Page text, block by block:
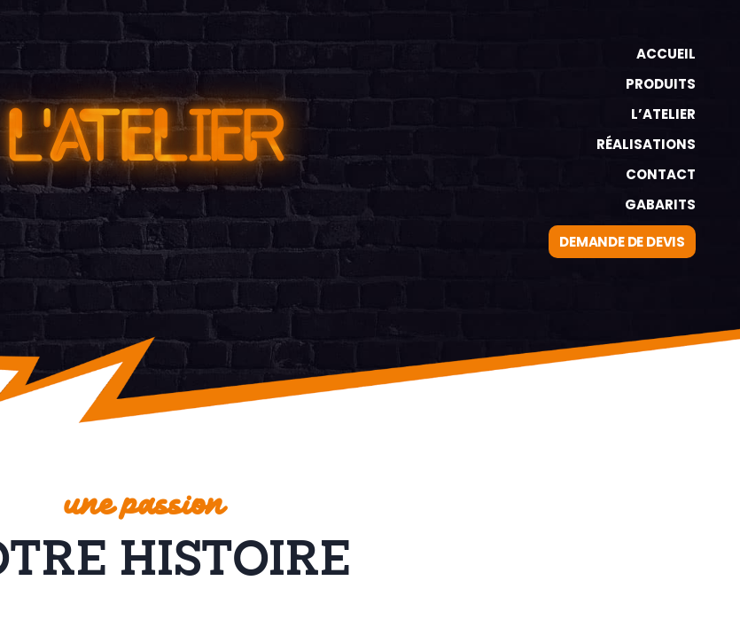
L'ATELIER
ACCUEIL
PRODUITS
L’ATELIER
RÉALISATIONS
CONTACT
GABARITS
DEMANDE DE DEVIS
une passion
HISTOIRE